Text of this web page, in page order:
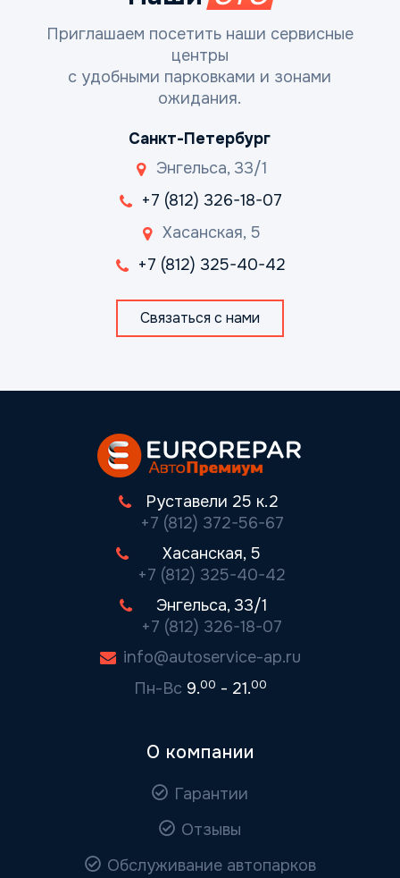
Приглашаем посетить наши сервисные
центры
с удобными парковками и зонами
ожидания.
Санкт-Петербург
Энгельса, 33/1
+7 (812) 326-18-07
Хасанская, 5
+7 (812) 325-40-42
Связаться с нами
Руставели 25 к.2
+7 (812) 372-56-67
Хасанская, 5
+7 (812) 325-40-42
Энгельса, 33/1
+7 (812) 326-18-07
info@autoservice-ap.ru
Пн-Вс 9.00 - 21.00
О компании
Гарантии
Отзывы
Обслуживание автопарков